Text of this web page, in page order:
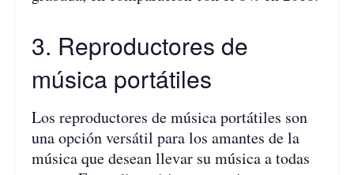
3. Reproductores de
música portátiles
Los reproductores de música portátiles son
una opción versátil para los amantes de la
música que desean llevar su música a todas